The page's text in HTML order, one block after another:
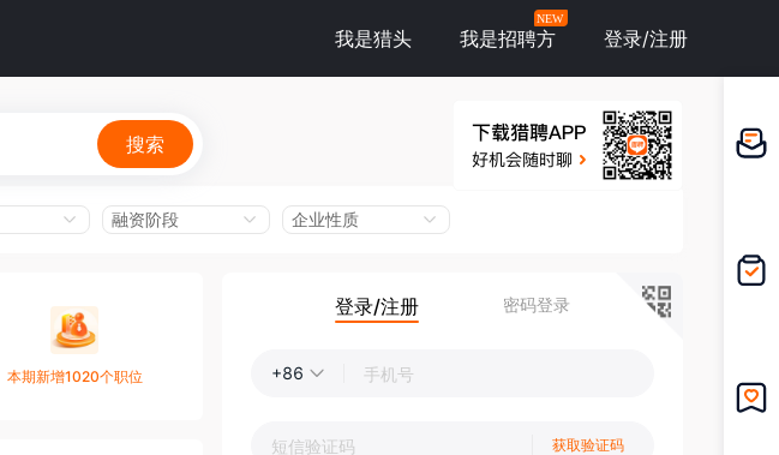
我是猎头 我是招聘方
NEW
登录/注册
搜索
融资阶段 企业性质
本期新增1020个职位
登录/注册 密码登录
+86
获取验证码